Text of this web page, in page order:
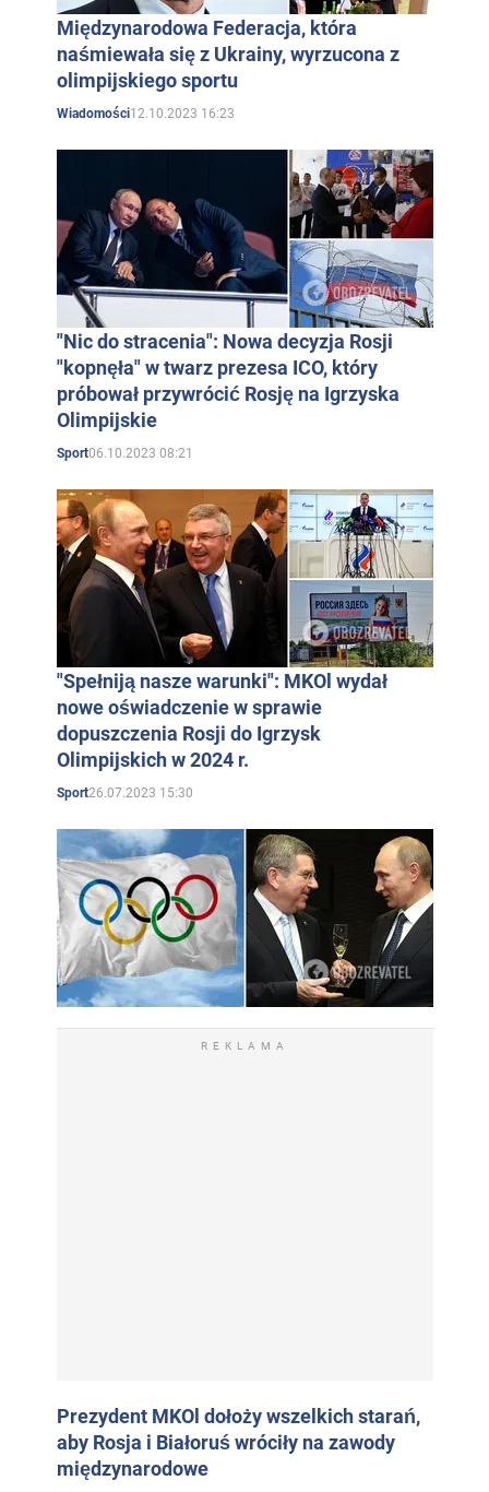
Międzynarodowa Federacja, która
naśmiewała się z Ukrainy, wyrzucona z
olimpijskiego sportu
Wiadomości12.10.2023 16:23
"Nic do stracenia": Nowa decyzja Rosji
"kopnęła" w twarz prezesa ICO, który
próbował przywrócić Rosję na Igrzyska
Olimpijskie
Sport06.10.2023 08:21
"Spełniją nasze warunki": MKOl wydał
nowe oświadczenie w sprawie
dopuszczenia Rosji do Igrzysk
Olimpijskich w 2024 r.
Sport26.07.2023 15:30
REKLAMA
Prezydent MKOl dołoży wszelkich starań,
aby Rosja i Białoruś wróciły na zawody
międzynarodowe